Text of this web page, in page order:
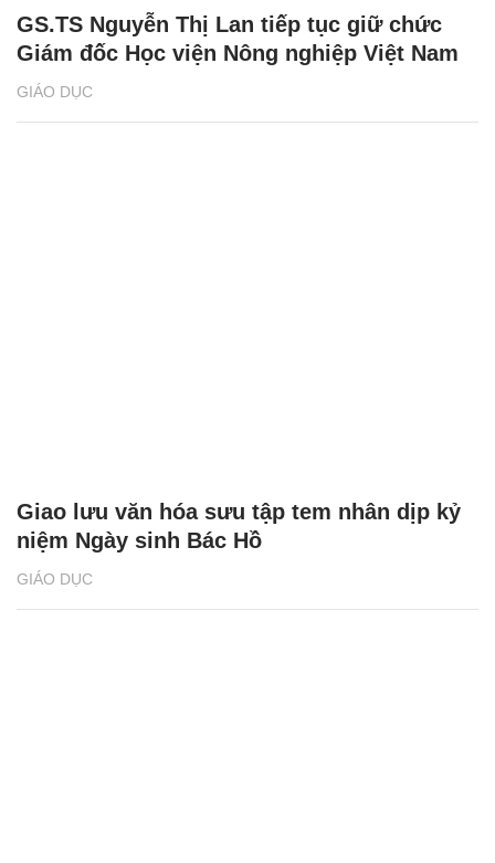
GIÁO DỤC
GS.TS Nguyễn Thị Lan tiếp tục giữ chức
Giám đốc Học viện Nông nghiệp Việt Nam
GIÁO DỤC
Giao lưu văn hóa sưu tập tem nhân dịp kỷ
niệm Ngày sinh Bác Hồ